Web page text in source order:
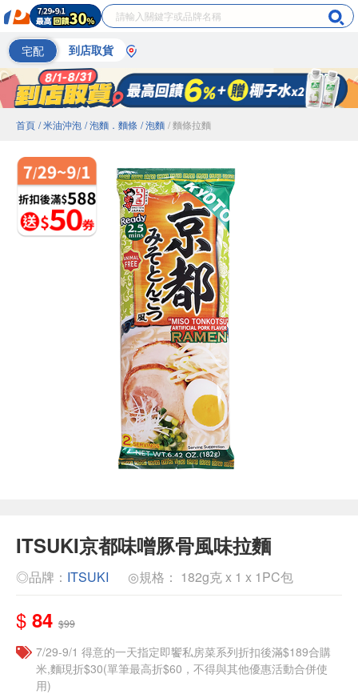
宅配 到店取貨
首頁 / 米油沖泡 / 泡麵．麵條 / 泡麵 / 麵條拉麵
ITSUKI京都味噌豚骨風味拉麵
◎品牌： ITSUKI ◎規格： 182g克 x 1 x 1PC包
$ 84 $99
7/29-9/1 得意的一天指定即饗私房菜系列折扣後滿$189合購
米,麵現折$30(單筆最高折$60，不得與其他優惠活動合併使
用)